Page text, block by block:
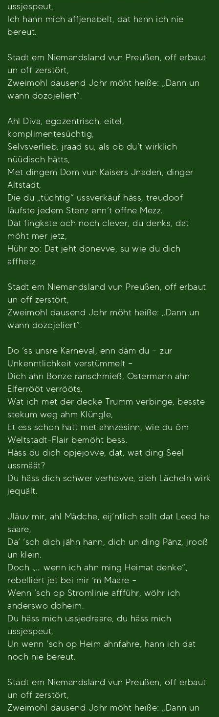
ussjespeut,
Ich hann mich affjenabelt, dat hann ich nie
bereut.
Stadt em Niemandsland vun Preußen, off erbaut
un off zerstört,
Zweimohl dausend Johr möht heiße: „Dann un
wann dozojeliert“.
Ahl Diva, egozentrisch, eitel,
komplimentesüchtig,
Selvsverlieb, jraad su, als ob du’t wirklich
nüüdisch hätts,
Met dingem Dom vun Kaisers Jnaden, dinger
Altstadt,
Die du „tüchtig“ ussverkäuf häss, treudoof
läufste jedem Stenz enn’t offne Mezz.
Dat fingkste och noch clever, du denks, dat
möht mer jetz,
Hühr zo: Dat jeht donevve, su wie du dich
affhetz.
Stadt em Niemandsland vun Preußen, off erbaut
un off zerstört,
Zweimohl dausend Johr möht heiße: „Dann un
wann dozojeliert“.
Do ’ss unsre Karneval, enn däm du – zur
Unkenntlichkeit verstümmelt –
Dich ahn Bonze ranschmieß, Ostermann ahn
Elferrööt verrööts.
Wat ich met der decke Trumm verbinge, besste
stekum weg ahm Klüngle,
Et ess schon hatt met ahnzesinn, wie du öm
Weltstadt-Flair bemöht bess.
Häss du dich opjejovve, dat, wat ding Seel
ussmäät?
Du häss dich schwer verhovve, dieh Lächeln wirk
jequält.
Jläuv mir, ahl Mädche, eij’ntlich sollt dat Leed he
saare,
Da’ ’sch dich jähn hann, dich un ding Pänz, jrooß
un klein.
Doch „... wenn ich ahn ming Heimat denke“,
rebelliert jet bei mir ’m Maare –
Wenn ’sch op Stromlinie affführ, wöhr ich
anderswo doheim.
Du häss mich ussjedraare, du häss mich
ussjespeut,
Un wenn ’sch op Heim ahnfahre, hann ich dat
noch nie bereut.
Stadt em Niemandsland vun Preußen, off erbaut
un off zerstört,
Zweimohl dausend Johr möht heiße: „Dann un